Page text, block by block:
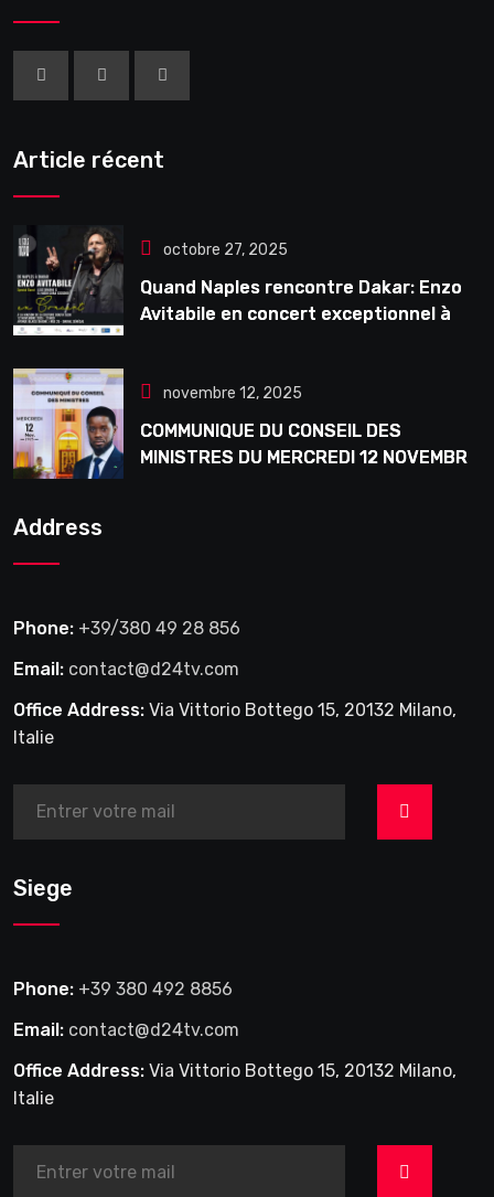
Article récent
octobre 27, 2025
Quand Naples rencontre Dakar: Enzo
Avitabile en concert exceptionnel à
novembre 12, 2025
COMMUNIQUE DU CONSEIL DES
MINISTRES DU MERCREDI 12 NOVEMBRE
Address
Phone: +39/380 49 28 856
Email: contact@d24tv.com
Office Address: Via Vittorio Bottego 15, 20132 Milano,
Italie
>
Siege
Phone: +39 380 492 8856
Email: contact@d24tv.com
Office Address: Via Vittorio Bottego 15, 20132 Milano,
Italie
>